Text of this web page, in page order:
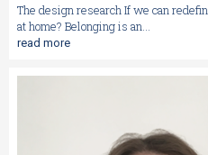
The design research If we can
at home? Belonging is an...
read more